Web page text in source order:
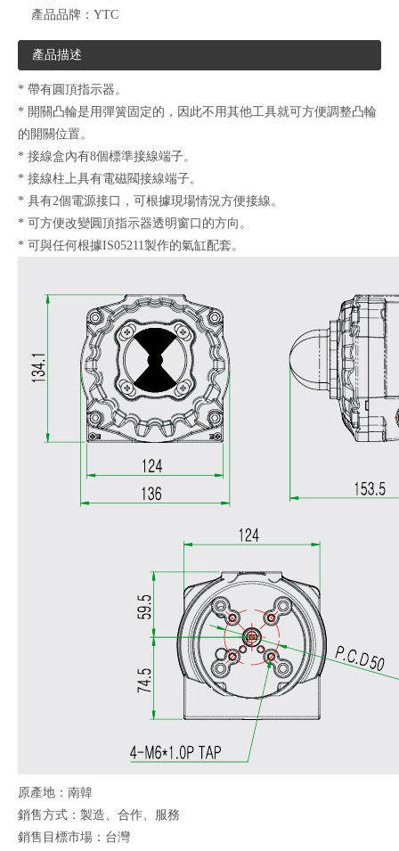
產品品牌： YTC
產品描述
* 帶有圓頂指示器。
* 開關凸輪是用彈簧固定的，因此不用其他工具就可方便調整凸輪
的開關位置。
* 接線盒內有8個標準接線端子。
* 接線柱上具有電磁閥接線端子。
* 具有2個電源接口，可根據現場情況方便接線。
* 可方便改變圓頂指示器透明窗口的方向。
* 可與任何根據IS05211製作的氣缸配套。
原產地：南韓
銷售方式：製造、合作、服務
銷售目標市場：台灣